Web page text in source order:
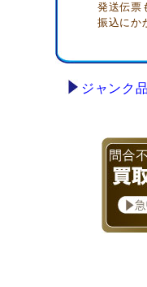
発送伝票
振込にか
ジャンク